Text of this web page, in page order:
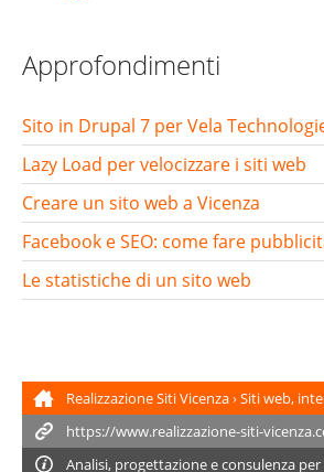
Approfondimenti
Sito in Drupal 7 per Vela
Lazy Load per velocizzare i siti web
Creare un sito web a Vicenza
Facebook e SEO: come fare
Le statistiche di un sito web
Realizzazione Siti Vicenza›Siti web,
marketing›Restyling siti web
Analisi, progettazione e consulenza per